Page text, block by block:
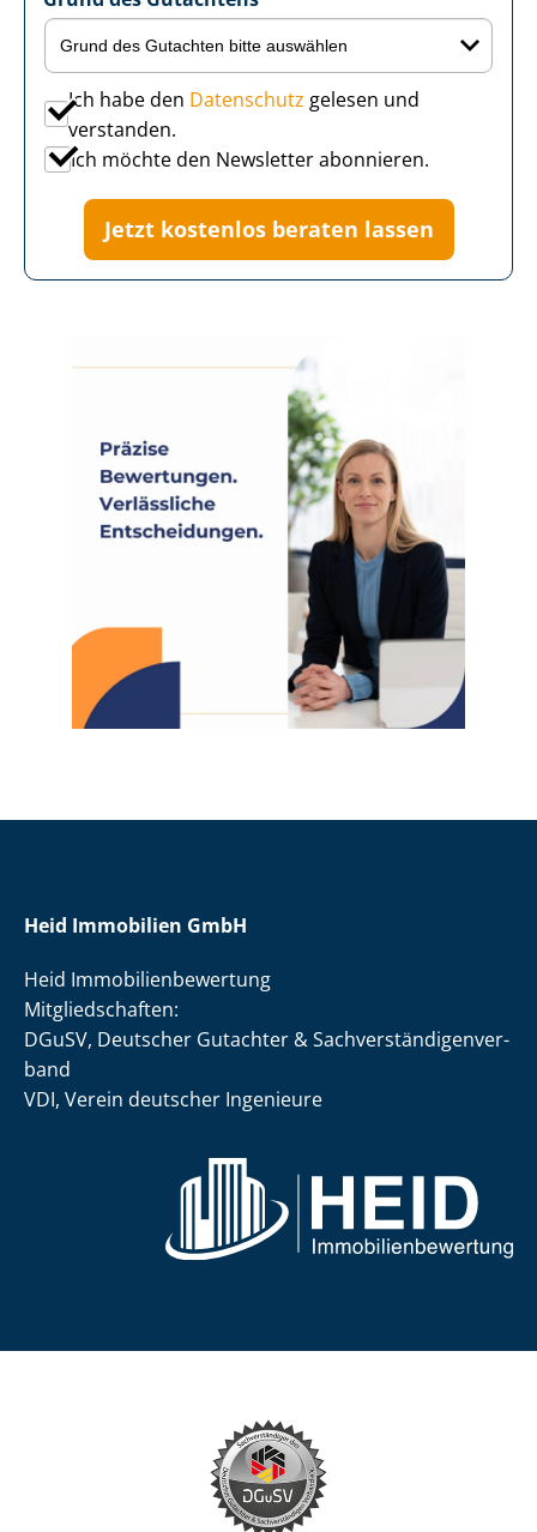
Ich habe den Datenschutz gelesen und
verstanden.
Ich möchte den Newsletter abonnieren.
Jetzt kostenlos beraten lassen
Heid Immobilien GmbH
Heid Im­mo­bi­li­en­be­wer­tung
Mit­glied­schaf­ten:
DGuSV, Deutscher Gutachter & Sach­ver­stän­di­gen­ver­
band
VDI, Verein deutscher Ingenieure